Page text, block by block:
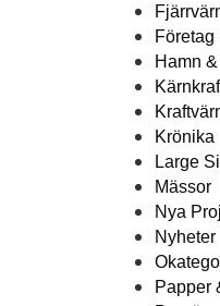
Företag
Hamn
Krönika
Large
Mässor
Nya
Nyheter
Papper